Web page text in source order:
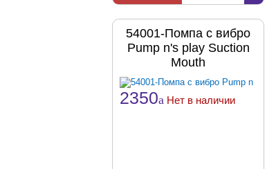
54001-Помпа с вибро
Pump n's play Suction
Mouth
2350a Нет в наличии